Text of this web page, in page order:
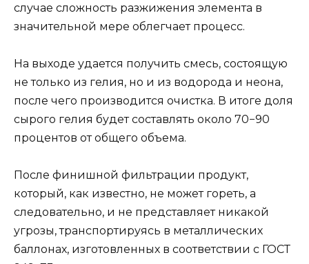
случае сложность разжижения элемента в
значительной мере облегчает процесс.
На выходе удается получить смесь, состоящую
не только из гелия, но и из водорода и неона,
после чего производится очистка. В итоге доля
сырого гелия будет составлять около 70−90
процентов от общего объема.
После финишной фильтрации продукт,
который, как известно, не может гореть, а
следовательно, и не представляет никакой
угрозы, транспортируясь в металлических
баллонах, изготовленных в соответствии с ГОСТ